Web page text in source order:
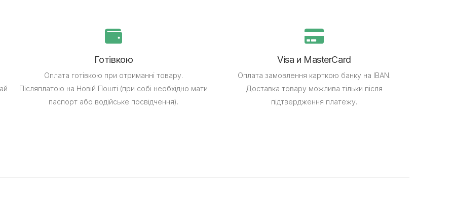
Готівкою
Оплата готівкою при отриманні товару.
Післяплатою на Новій Пошті (при собі необхідно мати
паспорт або водійське посвідчення).
Visa и MasterCard
Оплата замовлення карткою банку на IBAN.
Доставка товару можлива тільки після
підтвердження платежу.